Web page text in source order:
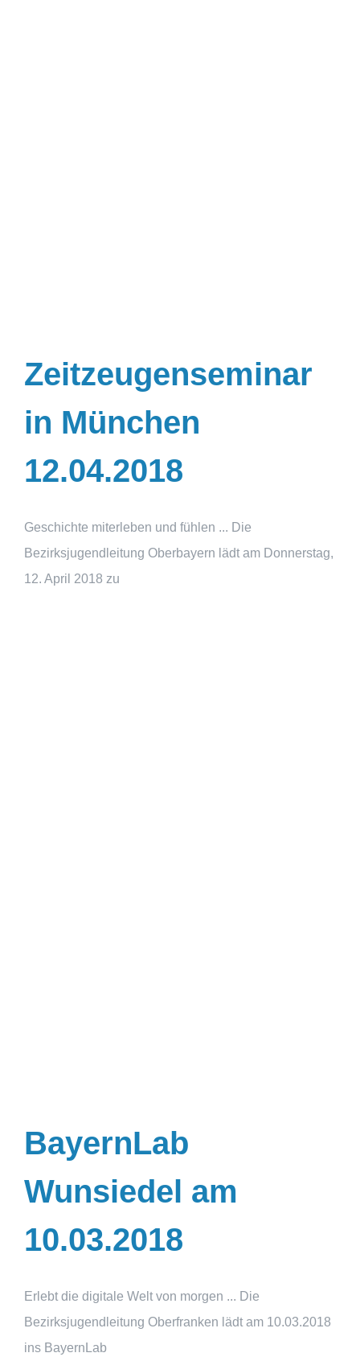
Zeitzeugenseminar
in München
12.04.2018
Geschichte miterleben und fühlen ... Die
Bezirksjugendleitung Oberbayern lädt am Donnerstag,
12. April 2018 zu
BayernLab
Wunsiedel am
10.03.2018
Erlebt die digitale Welt von morgen ... Die
Bezirksjugendleitung Oberfranken lädt am 10.03.2018
ins BayernLab